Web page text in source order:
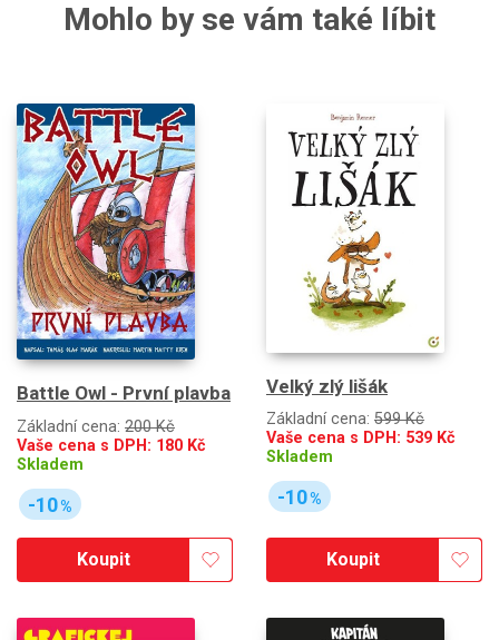
Mohlo by se vám také líbit
Battle Owl - První plavba
Základní cena: 200 Kč
Vaše cena s DPH: 180 Kč
Skladem
-10%
Koupit
Velký zlý lišák
Základní cena: 599 Kč
Vaše cena s DPH: 539 Kč
Skladem
-10%
Koupit